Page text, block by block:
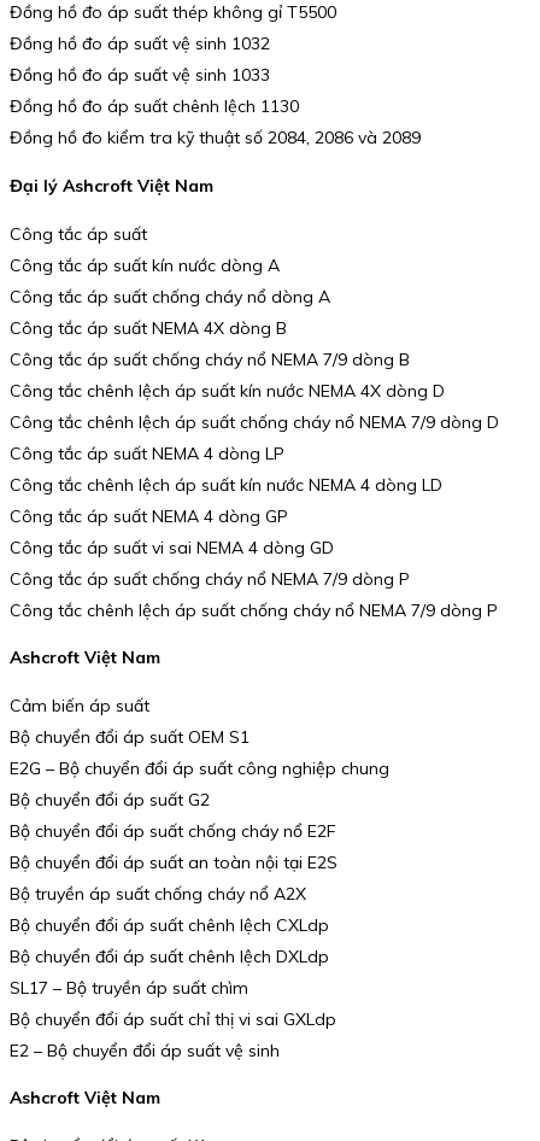
Đồng hồ đo áp suất thép không gỉ T5500
Đồng hồ đo áp suất vệ sinh 1032
Đồng hồ đo áp suất vệ sinh 1033
Đồng hồ đo áp suất chênh lệch 1130
Đồng hồ đo kiểm tra kỹ thuật số 2084, 2086 và 2089
Đại lý Ashcroft Việt Nam
Công tắc áp suất
Công tắc áp suất kín nước dòng A
Công tắc áp suất chống cháy nổ dòng A
Công tắc áp suất NEMA 4X dòng B
Công tắc áp suất chống cháy nổ NEMA 7/9 dòng B
Công tắc chênh lệch áp suất kín nước NEMA 4X dòng D
Công tắc chênh lệch áp suất chống cháy nổ NEMA 7/9 dòng D
Công tắc áp suất NEMA 4 dòng LP
Công tắc chênh lệch áp suất kín nước NEMA 4 dòng LD
Công tắc áp suất NEMA 4 dòng GP
Công tắc áp suất vi sai NEMA 4 dòng GD
Công tắc áp suất chống cháy nổ NEMA 7/9 dòng P
Công tắc chênh lệch áp suất chống cháy nổ NEMA 7/9 dòng P
Ashcroft Việt Nam
Cảm biến áp suất
Bộ chuyển đổi áp suất OEM S1
E2G – Bộ chuyển đổi áp suất công nghiệp chung
Bộ chuyển đổi áp suất G2
Bộ chuyển đổi áp suất chống cháy nổ E2F
Bộ chuyển đổi áp suất an toàn nội tại E2S
Bộ truyền áp suất chống cháy nổ A2X
Bộ chuyển đổi áp suất chênh lệch CXLdp
Bộ chuyển đổi áp suất chênh lệch DXLdp
SL17 – Bộ truyền áp suất chìm
Bộ chuyển đổi áp suất chỉ thị vi sai GXLdp
E2 – Bộ chuyển đổi áp suất vệ sinh
Ashcroft Việt Nam